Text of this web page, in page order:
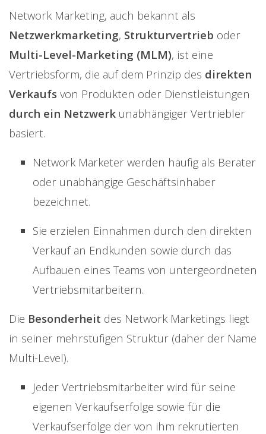
Network Marketing, auch bekannt als
Netzwerkmarketing, Strukturvertrieb oder
Multi-Level-Marketing (MLM), ist eine
Vertriebsform, die auf dem Prinzip des direkten
Verkaufs von Produkten oder Dienstleistungen
durch ein Netzwerk unabhängiger Vertriebler
basiert.
Network Marketer werden häufig als Berater
oder unabhängige Geschäftsinhaber
bezeichnet.
Sie erzielen Einnahmen durch den direkten
Verkauf an Endkunden sowie durch das
Aufbauen eines Teams von untergeordneten
Vertriebsmitarbeitern.
Die Besonderheit des Network Marketings liegt
in seiner mehrstufigen Struktur (daher der Name
Multi-Level).
Jeder Vertriebsmitarbeiter wird für seine
eigenen Verkaufserfolge sowie für die
Verkaufserfolge der von ihm rekrutierten